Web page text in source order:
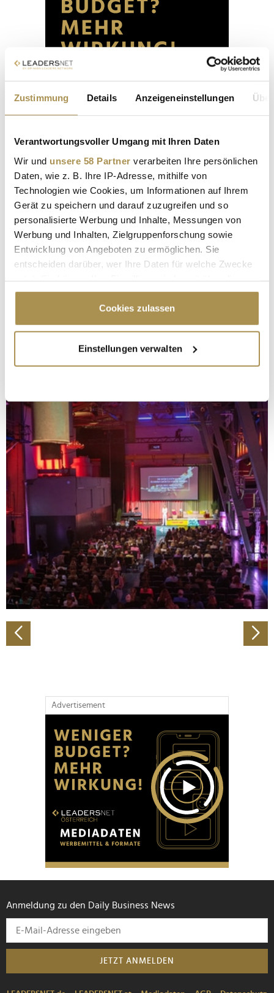
Zustimmung Details Anzeigeneinstellungen
Verantwortungsvoller Umgang mit Ihren Daten
Wir und unsere 58 Partner verarbeiten Ihre persönlichen
Daten, wie z. B. Ihre IP-Adresse, mithilfe von
Technologien wie Cookies, um Informationen auf Ihrem
Gerät zu speichern und darauf zuzugreifen und so
personalisierte Werbung und Inhalte, Messungen von
Werbung und Inhalten, Zielgruppenforschung sowie
Entwicklung von Angeboten zu ermöglichen. Sie
entscheiden darüber, wer Ihre Daten für welche Zwecke
Cookie-Erklärung oder durch Klicken auf das Privacy
Trigger Symbol ändern oder widerrufen
Informationen über Ihre geografische Lage
erfassen, welche bis auf einige Meter genau sein
bestimmten Merkmalen (Fingerprinting) identifizieren
Erfahren Sie mehr darüber, wie Ihre persönlichen Daten
verarbeitet werden, und legen Sie Ihre Präferenzen im
Abschnitt Einzelheiten
fest.
Wir verwenden Cookies, um Inhalte und Anzeigen zu
personalisieren, Funktionen für soziale Medien anbieten
zu können und die Zugriffe auf unsere Website zu
analysieren. Außerdem geben wir Informationen zu Ihrer
Verwendung unserer Website an unsere Partner für
soziale Medien, Werbung und Analysen weiter. Unsere
Partner führen diese Informationen möglicherweise mit
weiteren Daten zusammen, die Sie ihnen bereitgestellt
haben oder die sie im Rahmen Ihrer Nutzung der Dienste
gesammelt haben.
Cookies zulassen
Einstellungen verwalten
Advertisement
Anmeldung zu den Daily Business News
JETZT ANMELDEN